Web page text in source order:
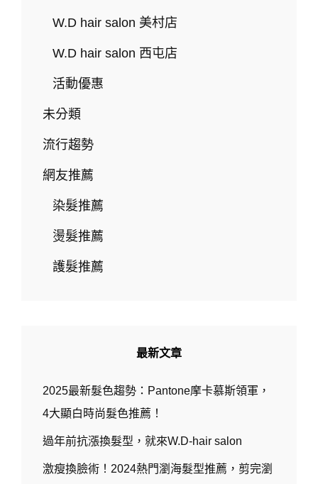
要
最
整
自
捲
燙
直
攻
略
｜
W.D-
HAIR
SALON
W.D hair salon 美村店
W.D hair salon 西屯店
活動優惠
未分類
流行趨勢
網友推薦
染髮推薦
燙髮推薦
護髮推薦
最新文章
2025最新髮色趨勢：Pantone摩卡慕斯領軍，
4大顯白時尚髮色推薦！
過年前抗漲換髮型，就來W.D-hair salon
激瘦換臉術！2024熱門瀏海髮型推薦，剪完瀏